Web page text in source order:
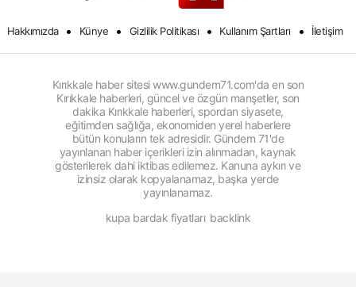
Hakkımızda • Künye • Gizlilik Politikası • Kullanım Şartları • İletişim
Kırıkkale haber sitesi www.gundem71.com'da en son
Kırıkkale haberleri, güncel ve özgün manşetler, son
dakika Kırıkkale haberleri, spordan siyasete,
eğitimden sağlığa, ekonomiden yerel haberlere
bütün konuların tek adresidir. Gündem 71'de
yayınlanan haber içerikleri izin alınmadan, kaynak
gösterilerek dahi iktibas edilemez. Kanuna aykırı ve
izinsiz olarak kopyalanamaz, başka yerde
yayınlanamaz.
kupa bardak fiyatları backlink